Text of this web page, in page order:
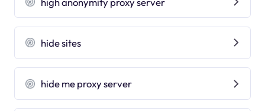
hide sites
hide me proxy server